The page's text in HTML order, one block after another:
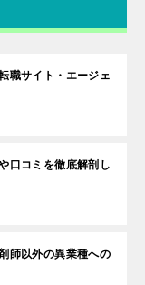
職サイト・エージェ
口コミを徹底解剖し
師以外の異業種への